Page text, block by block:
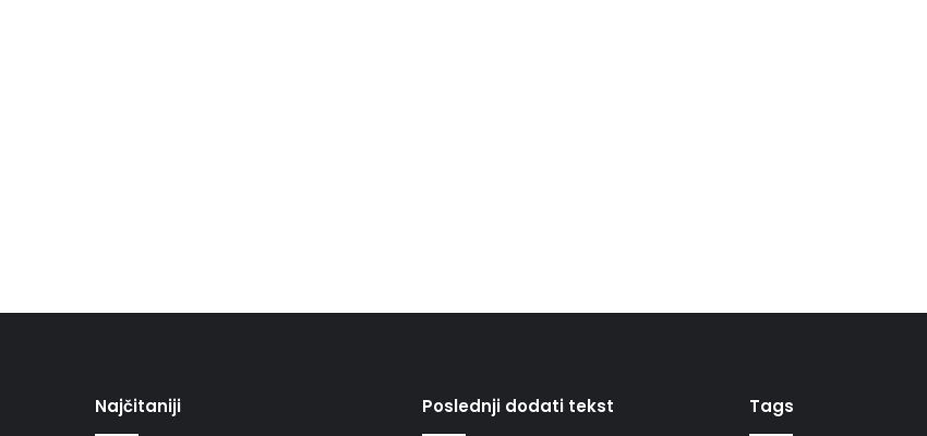
Najčitaniji Poslednji dodati tekst Tags